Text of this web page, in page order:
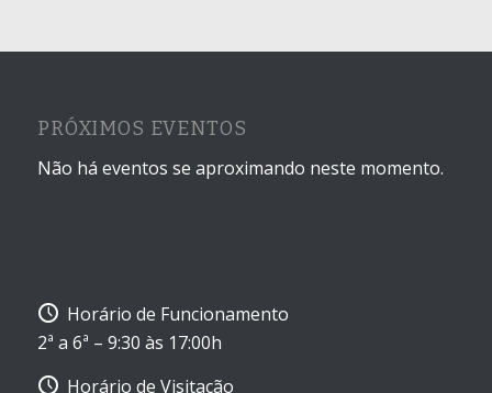
PRÓXIMOS EVENTOS
Não há eventos se aproximando neste momento.
Horário de Funcionamento
2ª a 6ª – 9:30 às 17:00h
Horário de Visitação